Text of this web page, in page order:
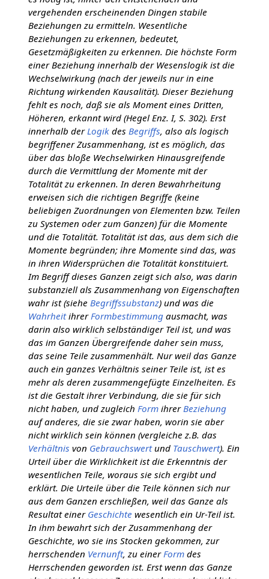
vergehenden erscheinenden Dingen stabile
Beziehungen zu ermitteln. Wesentliche
Beziehungen zu erkennen, bedeutet,
Gesetzmäßigkeiten zu erkennen. Die höchste Form
einer Beziehung innerhalb der Wesenslogik ist die
Wechselwirkung (nach der jeweils nur in eine
Richtung wirkenden Kausalität). Dieser Beziehung
fehlt es noch, daß sie als Moment eines Dritten,
Höheren, erkannt wird (Hegel Enz. I, S. 302). Erst
innerhalb der Logikdes Begriffs, also als logisch
begriffener Zusammenhang, ist es möglich, das
über das bloße Wechselwirken Hinausgreifende
durch die Vermittlung der Momente mit der
Totalität zu erkennen. In deren Bewahrheitung
erweisen sich die richtigen Begriffe (keine
beliebigen Zuordnungen von Elementen bzw. Teilen
zu Systemen oder zum Ganzen) für die Momente
und die Totalität. Totalität ist das, aus dem sich die
Momente begründen; ihre Momente sind das, was
in ihren Widersprüchen die Totalität konstituiert.
Im Begriff dieses Ganzen zeigt sich also, was darin
substanziell als Zusammenhang von Eigenschaften
wahr ist (siehe Begriffssubstanz) und was die
Wahrheitihrer Formbestimmungausmacht, was
darin also wirklich selbständiger Teil ist, und was
das im Ganzen Übergreifende daher sein muss,
das seine Teile zusammenhält. Nur weil das Ganze
auch ein ganzes Verhältnis seiner Teile ist, ist es
mehr als deren zusammengefügte Einzelheiten. Es
ist die Gestalt ihrer Verbindung, die sie für sich
nicht haben, und zugleich Formihrer Beziehung
auf anderes, die sie zwar haben, worin sie aber
nicht wirklich sein können (vergleiche z.B. das
Verhältnis von Gebrauchswertund Tauschwert). Ein
Urteil über die Wirklichkeit ist die Erkenntnis der
wesentlichen Teile, woraus sie sich ergibt und
erklärt. Die Urteile über die Teile können sich nur
aus dem Ganzen erschließen, weil das Ganze als
Resultat einer Geschichte wesentlich ein Ur-Teil ist.
In ihm bewahrt sich der Zusammenhang der
Geschichte, wo sie ins Stocken gekommen, zur
herrschenden Vernunft, zu einer Formdes
Herrschenden geworden ist. Erst wenn das Ganze